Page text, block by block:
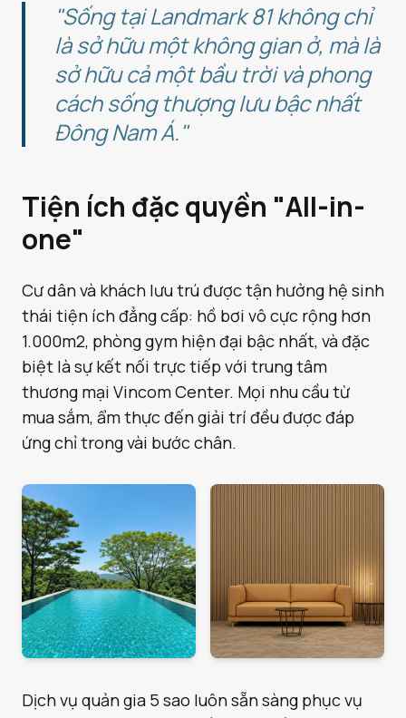
"Sống tại Landmark 81 không chỉ
là sở hữu một không gian ở, mà là
sở hữu cả một bầu trời và phong
cách sống thượng lưu bậc nhất
Đông Nam Á."
Tiện ích đặc quyền "All-in-
one"
Cư dân và khách lưu trú được tận hưởng hệ sinh
thái tiện ích đẳng cấp: hồ bơi vô cực rộng hơn
1.000m2, phòng gym hiện đại bậc nhất, và đặc
biệt là sự kết nối trực tiếp với trung tâm
thương mại Vincom Center. Mọi nhu cầu từ
mua sắm, ẩm thực đến giải trí đều được đáp
ứng chỉ trong vài bước chân.
Dịch vụ quản gia 5 sao luôn sẵn sàng phục vụ